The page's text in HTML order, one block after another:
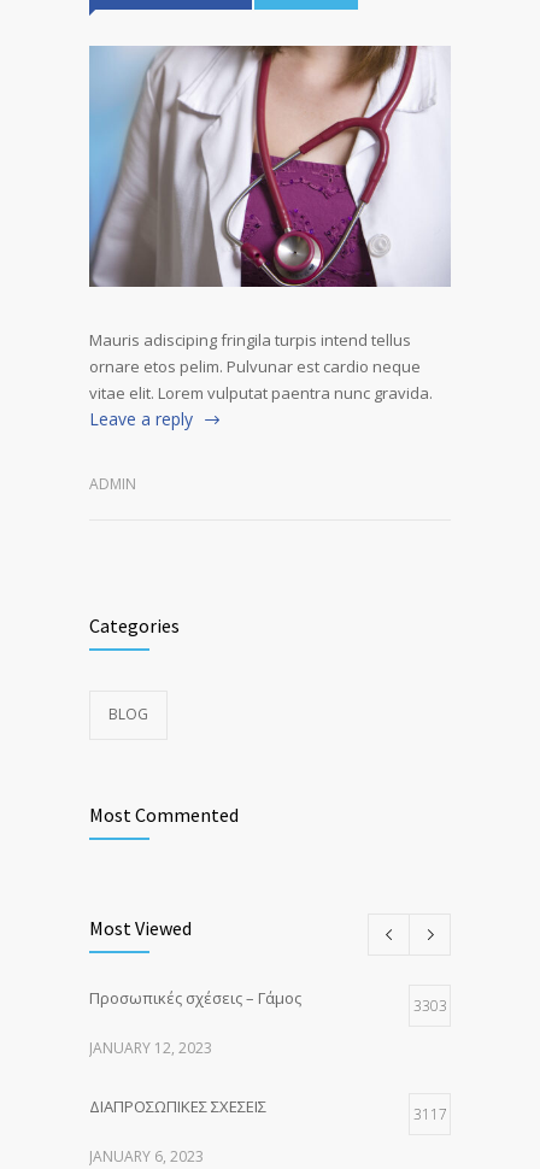
Mauris adisciping fringila turpis intend tellus
ornare etos pelim. Pulvunar est cardio neque
vitae elit. Lorem vulputat paentra nunc gravida.
Leave a reply
ADMIN
Categories
BLOG
Most Commented
Most Viewed
Προσωπικές σχέσεις – Γάμος 3303
JANUARY 12, 2023
ΔΙΑΠΡΟΣΩΠΙΚΕΣ ΣΧΕΣΕΙΣ 3117
JANUARY 6, 2023